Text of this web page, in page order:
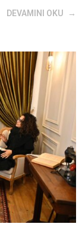
DEVAMINI OKU